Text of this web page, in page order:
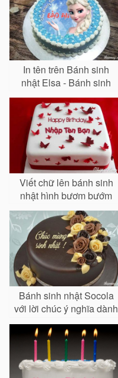
In tên trên Bánh sinh
nhật Elsa - Bánh sinh
nhật công chúa cho bé
Viết chữ lên bánh sinh
nhật hình bươm bướm
xinh xắn
Bánh sinh nhật Socola
với lời chúc ý nghĩa dành
cho Mẹ